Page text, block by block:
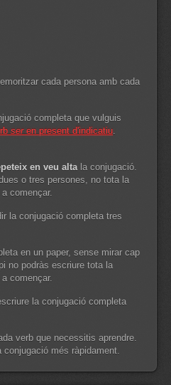
cada persona amb cada
completa que vulguis
seren present d'indicatiu.
en veu altala conjugació.
o tres persones, no tota la
començar.
la conjugació completa tres
en un paper, sense mirar cap
no podràs escriure tota la
començar.
la conjugació completa
verb que necessitis aprendre.
més ràpidament.